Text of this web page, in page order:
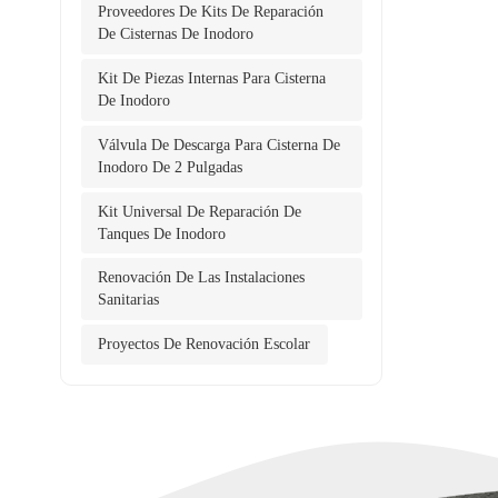
Proveedores De Kits De Reparación
De Cisternas De Inodoro
Kit De Piezas Internas Para Cisterna
De Inodoro
Válvula De Descarga Para Cisterna De
Inodoro De 2 Pulgadas
Kit Universal De Reparación De
Tanques De Inodoro
Renovación De Las Instalaciones
Sanitarias
Proyectos De Renovación Escolar